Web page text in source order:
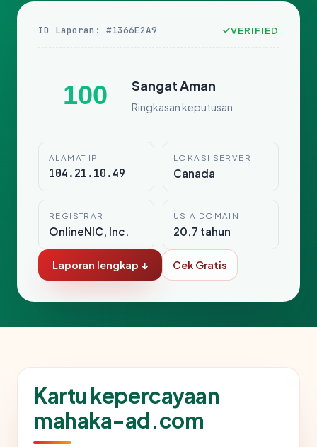
ID Laporan: #1366E2A9 VERIFIED
100 Sangat Aman
Ringkasan keputusan
ALAMAT IP
104.21.10.49
LOKASI SERVER
Canada
REGISTRAR
OnlineNIC, Inc.
USIA DOMAIN
20.7 tahun
Laporan lengkap ↓ Cek Gratis
Kartu kepercayaan
mahaka-ad.com